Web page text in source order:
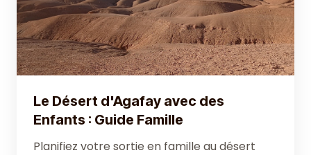
Le Désert d'Agafay avec des
Enfants : Guide Famille
Planifiez votre sortie en famille au désert